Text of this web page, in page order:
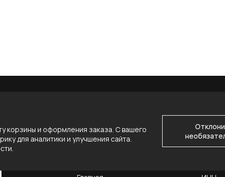
корзины и оформления заказа. С вашего
для аналитики и улучшения сайта.
.